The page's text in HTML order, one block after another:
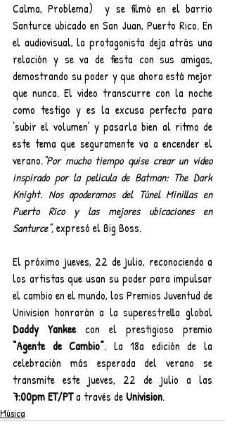
Calma, Problema)  y se filmó en el barrio
Santurce ubicado en San Juan, Puerto Rico. En
el audiovisual, la protagonista deja atrás una
relación y se va de fiesta con sus amigas,
demostrando su poder y que ahora está mejor
que nunca. El video transcurre con la noche
como testigo y es la excusa perfecta para
‘subir el volumen’ y pasarla bien al ritmo de
este tema que seguramente va a encender el
verano.“Por mucho tiempo quise crear un video
inspirado por la película de Batman: The Dark
Knight. Nos apoderamos del Túnel Minillas en
Puerto Rico y las mejores ubicaciones en
Santurce”, expresó el Big Boss.
El próximo jueves, 22 de julio, reconociendo a
los artistas que usan su poder para impulsar
el cambio en el mundo, los Premios Juventud de
Daddy Yankee
“Agente de Cambio”. La 18a edición de la
celebración más esperada del verano se
7:00pm ET/PT a través de Univision.
Música